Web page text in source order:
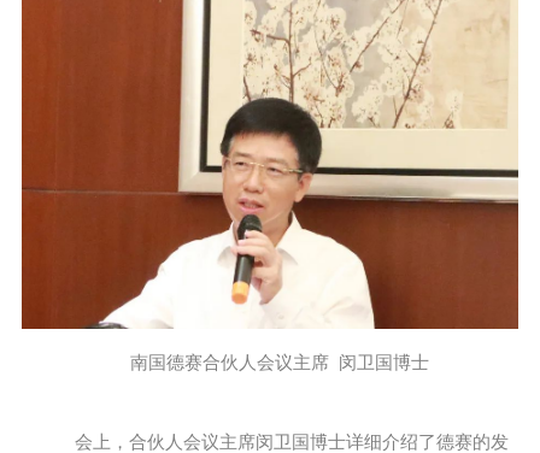
南国德赛合伙人会议主席 闵卫国博士
会上，合伙人会议主席闵卫国博士详细介绍了德赛的发